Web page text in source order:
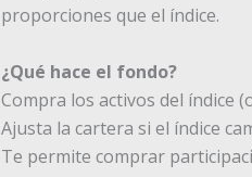
proporciones que el índice.
¿Qué hace el fondo?
Compra los activos del índice
Ajusta la cartera si el índice
Te permite comprar